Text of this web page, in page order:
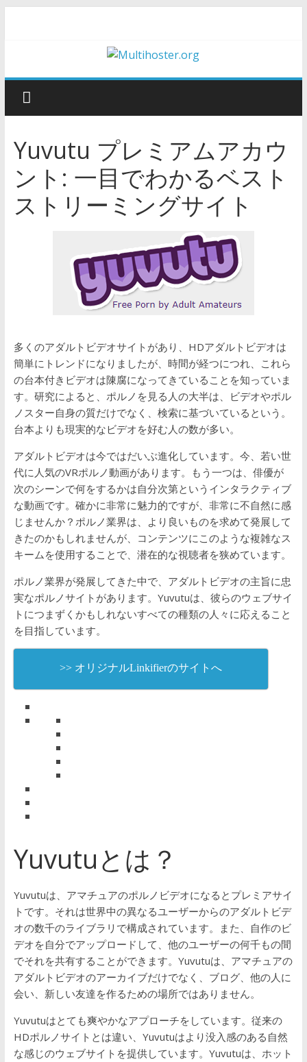
Yuvutu プレミアムアカウ
ント: 一目でわかるベスト
ストリーミングサイト
多くのアダルトビデオサイトがあり、HDアダルトビデオは
簡単にトレンドになりましたが、時間が経つにつれ、これら
の台本付きビデオは陳腐になってきていることを知っていま
す。研究によると、ポルノを見る人の大半は、ビデオやポル
ノスター自身の質だけでなく、検索に基づいているという。
台本よりも現実的なビデオを好む人の数が多い。
アダルトビデオは今ではだいぶ進化しています。今、若い世
代に人気のVRポルノ動画があります。もう一つは、俳優が
次のシーンで何をするかは自分次第というインタラクティブ
な動画です。確かに非常に魅力的ですが、非常に不自然に感
じませんか？ポルノ業界は、より良いものを求めて発展して
きたのかもしれませんが、コンテンツにこのような複雑なス
キームを使用することで、潜在的な視聴者を狭めています。
ポルノ業界が発展してきた中で、アダルトビデオの主旨に忠
実なポルノサイトがあります。Yuvutuは、彼らのウェブサイ
トにつまずくかもしれないすべての種類の人々に応えること
を目指しています。
>> オリジナルLinkifierのサイトへ
Yuvutuとは？
Yuvutuは、アマチュアのポルノビデオになるとプレミアサイ
トです。それは世界中の異なるユーザーからのアダルトビデ
オの数千のライブラリで構成されています。また、自作のビ
デオを自分でアップロードして、他のユーザーの何千もの間
でそれを共有することができます。Yuvutuは、アマチュアの
アダルトビデオのアーカイブだけでなく、ブログ、他の人に
会い、新しい友達を作るための場所ではありません。
Yuvutuはとても爽やかなアプローチをしています。従来の
HDポルノサイトとは違い、Yuvutuはより没入感のある自然
な感じのウェブサイトを提供しています。Yuvutuは、ホット